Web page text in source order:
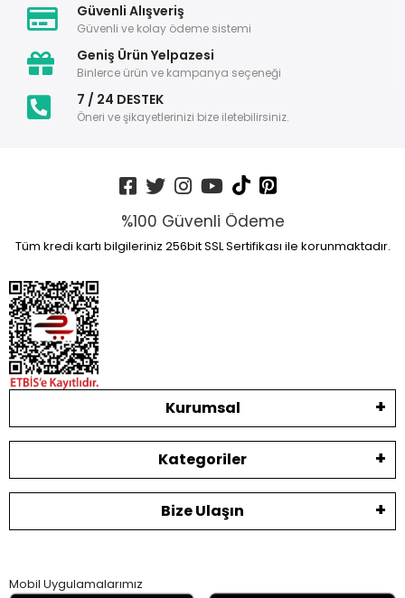
Güvenli Alışveriş
Güvenli ve kolay ödeme sistemi
Geniş Ürün Yelpazesi
Binlerce ürün ve kampanya seçeneği
7 / 24 DESTEK
Öneri ve şikayetlerinizi bize iletebilirsiniz.
%100 Güvenli Ödeme
Tüm kredi kartı bilgileriniz 256bit SSL Sertifikası ile korunmaktadır.
Kurumsal
Kategoriler
Bize Ulaşın
Mobil Uygulamalarımız